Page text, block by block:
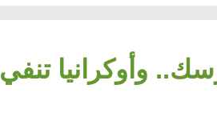
وأوكرانيا تنفي